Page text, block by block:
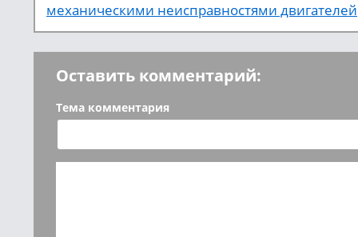
механическими неисправностями двигателей
Оставить комментарий:
Тема комментария